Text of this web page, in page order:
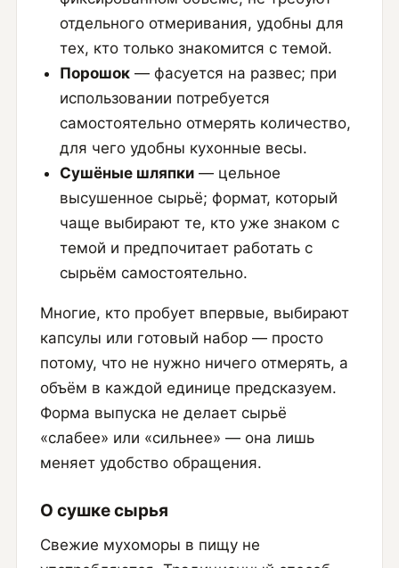
отдельного отмеривания, удобны для
тех, кто только знакомится с темой.
Порошок — фасуется на развес; при
использовании потребуется
самостоятельно отмерять количество,
для чего удобны кухонные весы.
Сушёные шляпки — цельное
высушенное сырьё; формат, который
чаще выбирают те, кто уже знаком с
темой и предпочитает работать с
сырьём самостоятельно.
Многие, кто пробует впервые, выбирают
капсулы или готовый набор — просто
потому, что не нужно ничего отмерять, а
объём в каждой единице предсказуем.
Форма выпуска не делает сырьё
«слабее» или «сильнее» — она лишь
меняет удобство обращения.
О сушке сырья
Свежие мухоморы в пищу не